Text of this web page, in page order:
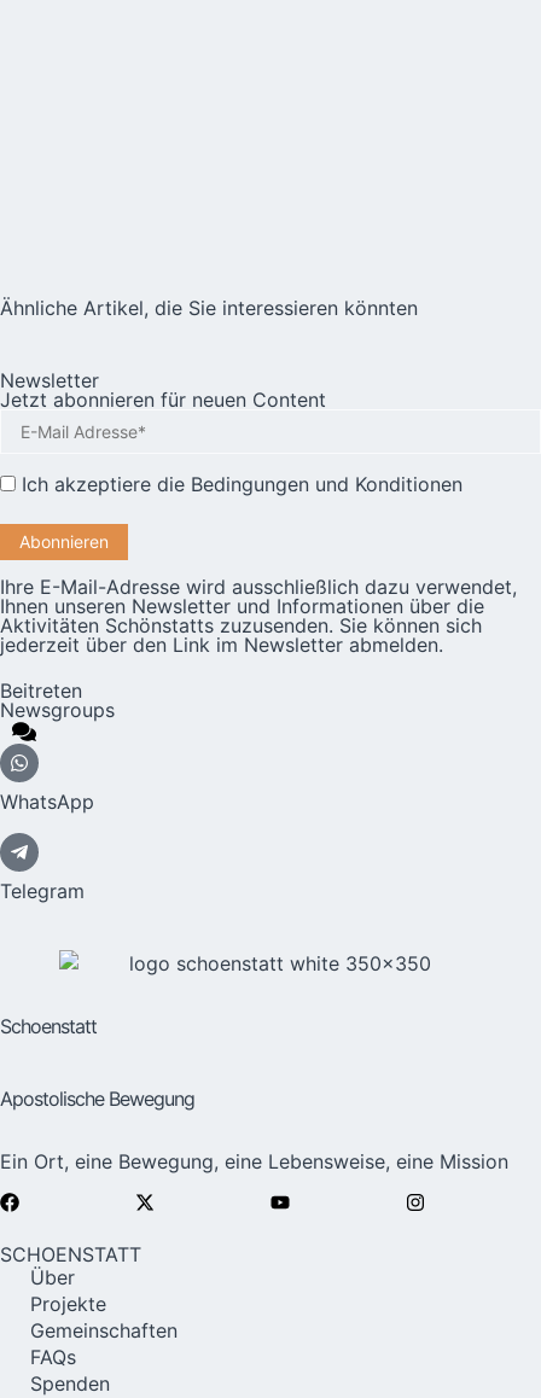
Ähnliche Artikel, die Sie interessieren könnten
Newsletter
Jetzt abonnieren für neuen Content
Ich akzeptiere die Bedingungen und Konditionen
Ihre E-Mail-Adresse wird ausschließlich dazu verwendet,
Ihnen unseren Newsletter und Informationen über die
Aktivitäten Schönstatts zuzusenden. Sie können sich
jederzeit über den Link im Newsletter abmelden.
Beitreten
Newsgroups
WhatsApp
Telegram
Schoenstatt
Apostolische Bewegung
Ein Ort, eine Bewegung, eine Lebensweise, eine Mission
SCHOENSTATT
Über
Projekte
Gemeinschaften
FAQs
Spenden